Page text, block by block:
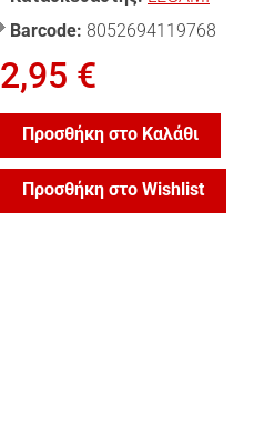
Barcode: 8052694119768
2,95 €
Προσθήκη στο Καλάθι
Προσθήκη στο Wishlist